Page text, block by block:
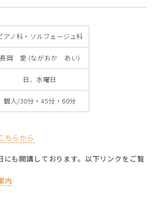
アノ科・ソルフェージュ科
長岡 愛 (ながおか あい)
日、水曜日
個人/30分・45分・60分
ちらから
にも開講しております。以下リンクをご覧
内